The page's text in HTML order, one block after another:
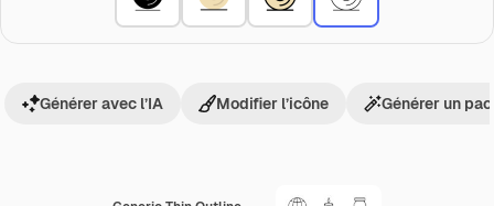
Générer avec l’IA Modifier l’icône Générer un